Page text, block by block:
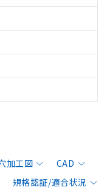
加工図
CAD
規格認証/適合状況